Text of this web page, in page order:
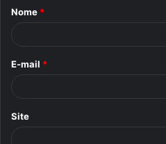
r
Nome *
E-mail *
Site